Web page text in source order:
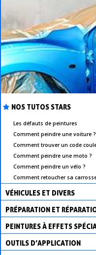
NOS TUTOS STARS
Les défauts de peintures
Comment peindre une voiture ?
Comment trouver un code
Comment peindre une moto ?
Comment peindre un vélo ?
Comment retoucher sa
VÉHICULES ET DIVERS
PRÉPARATION ET
PEINTURES À EFFETS
OUTILS D’APPLICATION